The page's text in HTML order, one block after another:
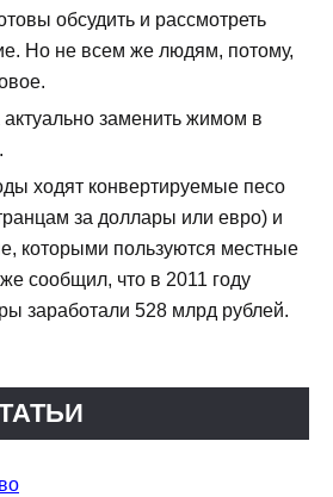
обсудить и рассмотреть
Но не всем же людям, потому,
заменить жимом в
ходят конвертируемые песо
за доллары или евро) и
которыми пользуются местные
сообщил, что в 2011 году
заработали 528 млрд рублей.